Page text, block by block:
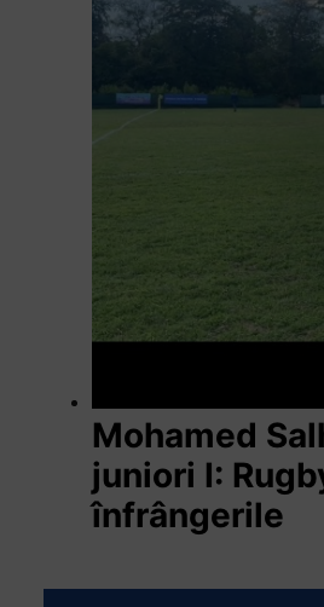
Mohamed
juniori I:
înfrângerile